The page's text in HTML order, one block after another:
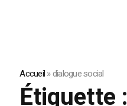
Accueil»dialogue social
Étiquette :